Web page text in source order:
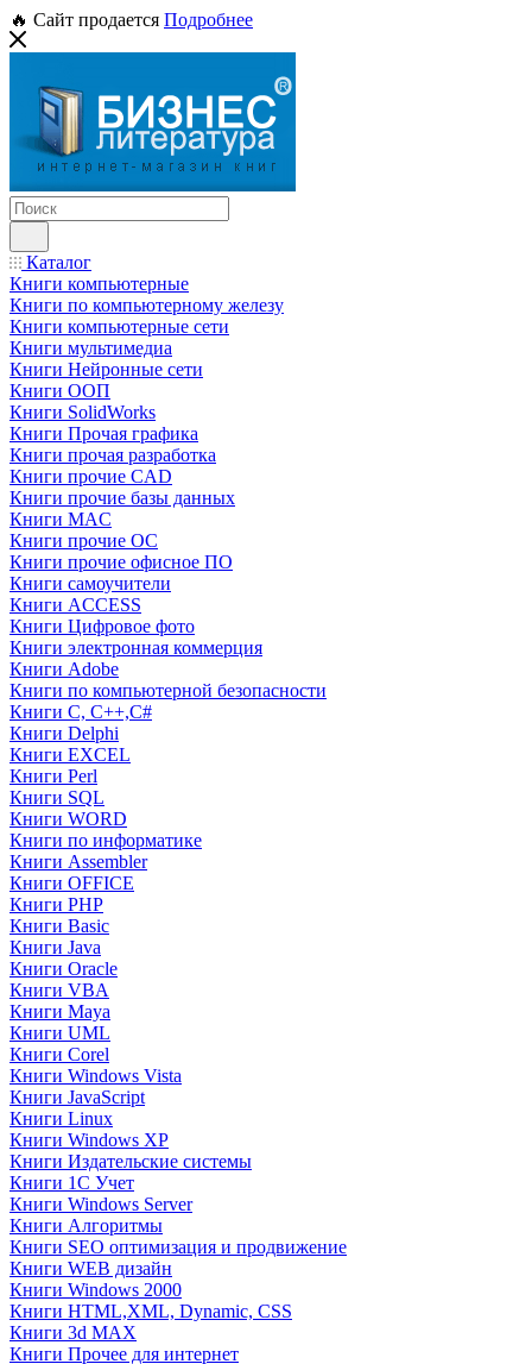
🔥 Сайт продается Подробнее
Каталог
Книги компьютерные
Книги по компьютерному железу
Книги компьютерные сети
Книги мультимедиа
Книги Нейронные сети
Книги ООП
Книги SolidWorks
Книги Прочая графика
Книги прочая разработка
Книги прочие CAD
Книги прочие базы данных
Книги MAC
Книги прочие ОС
Книги прочие офисное ПО
Книги самоучители
Книги ACCESS
Книги Цифровое фото
Книги электронная коммерция
Книги Adobe
Книги по компьютерной безопасности
Книги C, C++,С#
Книги Delphi
Книги EXCEL
Книги Perl
Книги SQL
Книги WORD
Книги по информатике
Книги Assembler
Книги OFFICE
Книги PHP
Книги Basic
Книги Java
Книги Oracle
Книги VBA
Книги Maya
Книги UML
Книги Corel
Книги Windows Vista
Книги JavaScript
Книги Linux
Книги Windows XP
Книги Издательские системы
Книги 1C Учет
Книги Windows Server
Книги Алгоритмы
Книги SEO оптимизация и продвижение
Книги WEB дизайн
Книги Windows 2000
Книги HTML,XML, Dynamic, CSS
Книги 3d MAX
Книги Прочее для интернет